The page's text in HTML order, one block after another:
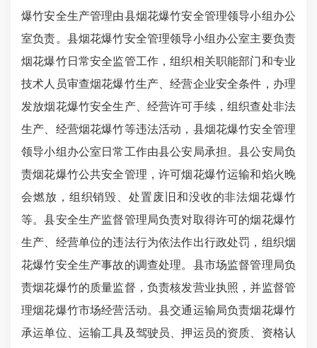
爆竹安全生产管理由县烟花爆竹安全管理领导小组办公
室负责。县烟花爆竹安全管理领导小组办公室主要负责
烟花爆竹日常安全监管工作，组织相关职能部门和专业
技术人员审查烟花爆竹生产、经营企业安全条件，办理
发放烟花爆竹安全生产、经营许可手续，组织查处非法
生产、经营烟花爆竹等违法活动，县烟花爆竹安全管理
领导小组办公室日常工作由县公安局承担。县公安局负
责烟花爆竹公共安全管理，许可烟花爆竹运输和焰火晚
会燃放，组织销毁、处置废旧和没收的非法烟花爆竹
等。县安全生产监督管理局负责对取得许可的烟花爆竹
生产、经营单位的违法行为依法作出行政处罚，组织烟
花爆竹安全生产事故的调查处理。 县市场监督管理局负
责烟花爆竹的质量监督，负责核发营业执照，并监督管
理烟花爆竹市场经营活动。县交通运输局负责烟花爆竹
承运单位、运输工具及驾驶员、押运员的资质、资格认